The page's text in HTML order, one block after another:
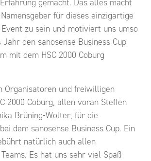
für dieses einzigartige
zu sein und motiviert uns umso
den sanosense Business Cup
mit dem HSC 2000 Coburg
Organisatoren und freiwilligen
2000 Coburg, allen voran Steffen
Brüning-Wolter, für die
dem sanosense Business Cup. Ein
natürlich auch allen
Es hat uns sehr viel Spaß